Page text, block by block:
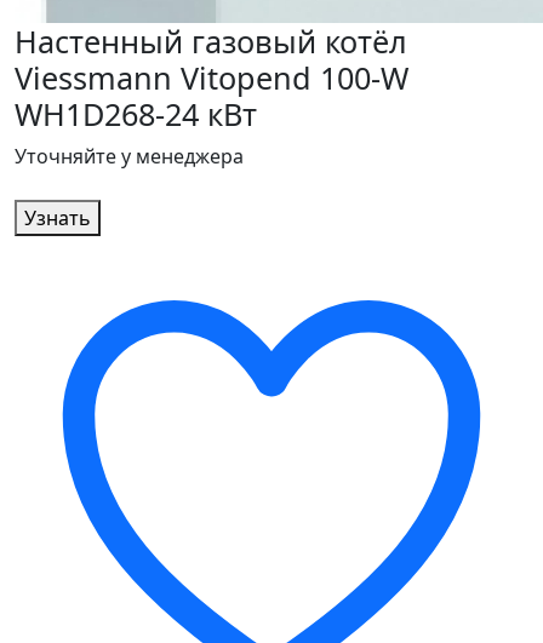
Настенный газовый котёл
Viessmann Vitopend 100-W
WH1D268-24 кВт
Уточняйте у менеджера
Узнать